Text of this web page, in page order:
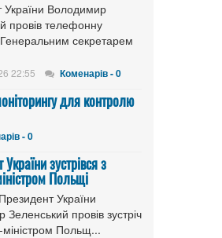
України Володимир
провів телефонну
секретарем
22:55 Коменарів - 0
для контролю
- 0
зустрівся з
Польщі
України
провів зустріч
міністром Польщ...